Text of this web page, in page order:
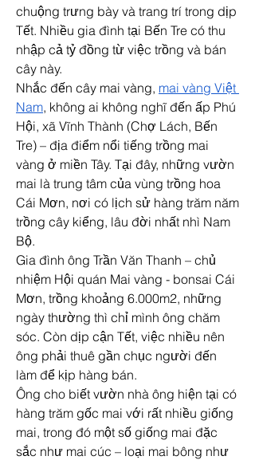
chuộng trưng bày và trang trí trong dịp
Tết. Nhiều gia đình tại Bến Tre có thu
nhập cả tỷ đồng từ việc trồng và bán
cây này.
Nhắc đến cây mai vàng, mai vàng Việt
Nam, không ai không nghĩ đến ấp Phú
Hội, xã Vĩnh Thành (Chợ Lách, Bến
Tre) – địa điểm nổi tiếng trồng mai
vàng ở miền Tây. Tại đây, những vườn
mai là trung tâm của vùng trồng hoa
Cái Mơn, nơi có lịch sử hàng trăm năm
trồng cây kiểng, lâu đời nhất nhì Nam
Bộ.
Gia đình ông Trần Văn Thanh – chủ
nhiệm Hội quán Mai vàng - bonsai Cái
Mơn, trồng khoảng 6.000m2, những
ngày thường thì chỉ mình ông chăm
sóc. Còn dịp cận Tết, việc nhiều nên
ông phải thuê gần chục người đến
làm để kịp hàng bán.
Ông cho biết vườn nhà ông hiện tại có
hàng trăm gốc mai với rất nhiều giống
mai, trong đó một số giống mai đặc
sắc như mai cúc – loại mai bông như